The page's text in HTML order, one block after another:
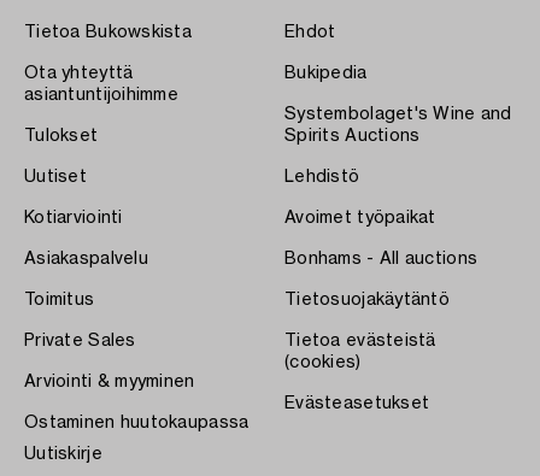
Tietoa Bukowskista
Ota yhteyttä
asiantuntijoihimme
Tulokset
Uutiset
Kotiarviointi
Asiakaspalvelu
Toimitus
Private Sales
Arviointi & myyminen
Ostaminen huutokaupassa
Ehdot
Bukipedia
Systembolaget's Wine and
Spirits Auctions
Lehdistö
Avoimet työpaikat
Bonhams - All auctions
Tietosuojakäytäntö
Tietoa evästeistä
(cookies)
Evästeasetukset
Uutiskirje